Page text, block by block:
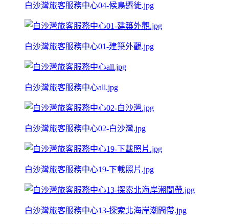
白沙灣旅客服務中心04-候鳥遷徙.jpg
白沙灣旅客服務中心01-建築外觀.jpg
白沙灣旅客服務中心all.jpg
白沙灣旅客服務中心02-白沙灣.jpg
白沙灣旅客服務中心19-下載照片.jpg
白沙灣旅客服務中心13-探索北海岸潮間帶.jpg